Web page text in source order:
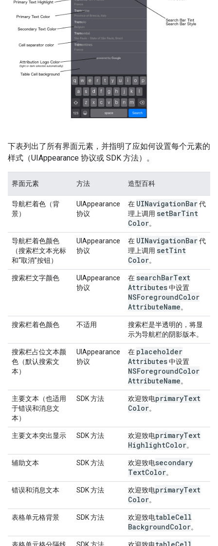
下表列出了所有界面元素，并指明了应如何设置每个元素的
样式（UIAppearance 协议或 SDK 方法）。
界面元素 方法 造型百科
导航栏着色（背
景）
UIAppearance
协议
在 UINavigationBar代
理上调用 setBarTint
Color。
导航栏着色颜色
（搜索栏文本光标
和“取消”按钮）
UIAppearance
协议
在 UINavigationBar代
理上调用 setTint
Color。
搜索栏文字颜色
UIAppearance
协议
在 searchBarText
Attributes中设置
NSForegroundColor
AttributeName。
搜索栏着色颜色 不适用
搜索栏是半透明的，将显
示为导航栏的阴影版本。
搜索栏占位文本颜
色（默认搜索文
本）
UIAppearance
协议
在 placeholder
Attributes中设置
NSForegroundColor
AttributeName。
主要文本（也适用
于错误和消息文
本）
SDK 方法 欢迎致电primaryText
Color。
主要文本突出显示 SDK 方法 欢迎致电primaryText
HighlightColor。
辅助文本 SDK 方法 欢迎致电secondary
TextColor。
错误和消息文本 SDK 方法 欢迎致电primaryText
Color。
表格单元格背景 SDK 方法 欢迎致电tableCell
BackgroundColor。